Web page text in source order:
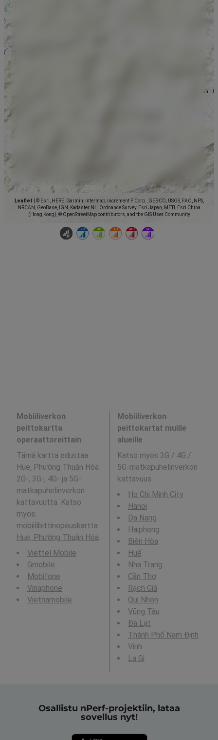
Leaflet
© Esri, HERE, Garmin, Intermap, increment P Corp., GEBCO, USGS, FAO, NPS,
NRCAN, GeoBase, IGN, Kadaster NL, Ordnance Survey, Esri Japan, METI, Esri China
(Hong Kong), © OpenStreetMap contributors, and the GIS User Community
Mobiiliverkon
peittokartta
operaattoreittain
Tämä kartta edustaa
Hue, Phường Thuận Hóa
2G-, 3G-, 4G- ja 5G-
matkapuhelinverkon
kattavuutta. Katso
myös:
mobiilibittinopeuskartta
Hue, Phường Thuận Hóa
Viettel Mobile
Gmobile
Mobifone
Vinaphone
Vietnamobile
Mobiiliverkon
peittokartat muille
alueille
Katso myös 3G / 4G /
5G-matkapuhelinverkon
kattavuus :
Ho Chi Minh City
Hanoi
Da Nang
Haiphong
Biên Hòa
Huế
Nha Trang
Cần Thơ
Rạch Giá
Qui Nhon
Vũng Tàu
Ðà Lạt
Thành Phố Nam Định
Vinh
La Gi
Osallistu nPerf-projektiin, lataa
sovellus nyt!